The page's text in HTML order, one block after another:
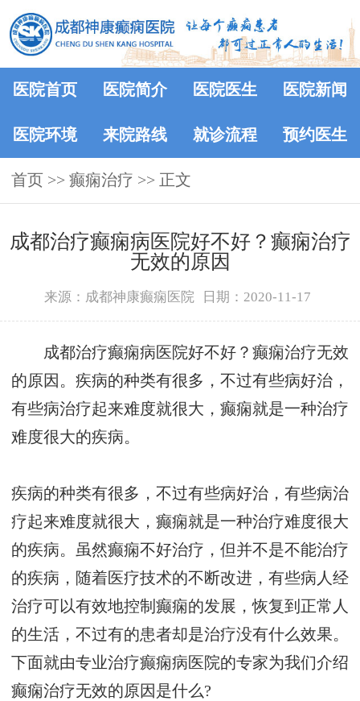
医院首页 医院简介 医院医生 医院新闻
医院环境 来院路线 就诊流程 预约医生
首页 >> 癫痫治疗 >> 正文
成都治疗癫痫病医院好不好？癫痫治疗
无效的原因
来源：成都神康癫痫医院 日期：2020-11-17
成都治疗癫痫病医院好不好？癫痫治疗无效
的原因。疾病的种类有很多，不过有些病好治，
有些病治疗起来难度就很大，癫痫就是一种治疗
难度很大的疾病。
疾病的种类有很多，不过有些病好治，有些病治
疗起来难度就很大，癫痫就是一种治疗难度很大
的疾病。虽然癫痫不好治疗，但并不是不能治疗
的疾病，随着医疗技术的不断改进，有些病人经
治疗可以有效地控制癫痫的发展，恢复到正常人
的生活，不过有的患者却是治疗没有什么效果。
下面就由专业治疗癫痫病医院的专家为我们介绍
癫痫治疗无效的原因是什么?